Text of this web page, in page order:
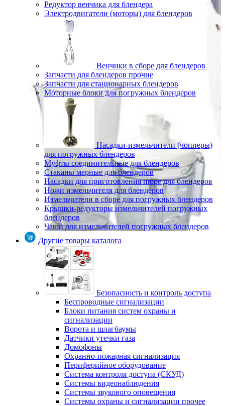
Редуктор венчика для блендера
Электродвигатели (моторы) для блендеров
Венчики в сборе для блендеров
Запчасти для блендеров прочие
Запчасти для стационарных блендеров
Моторные блоки для погружных блендеров
Насадки-измельчители (чопперы)
для погружных блендеров
Муфты соединительные для блендеров
Стаканы мерные для блендеров
Насадки для приготовления пюре для блендеров
Ножи измельчителя для блендеров
Измельчители в сборе для погружных блендеров
Крышки-редукторы измельчителей погружных
блендеров
Чаши для измельчителей погружных блендеров
Другие товары каталога
Безопасность и контроль доступа
Беспроводные сигнализации
Блоки питания систем охраны и
сигнализации
Ворота и шлагбаумы
Датчики утечки газа
Домофоны
Охранно-пожарная сигнализация
Периферийное оборудование
Система контроля доступа (СКУД)
Системы видеонаблюдения
Системы звукового оповещения
Системы охраны и сигнализации прочее